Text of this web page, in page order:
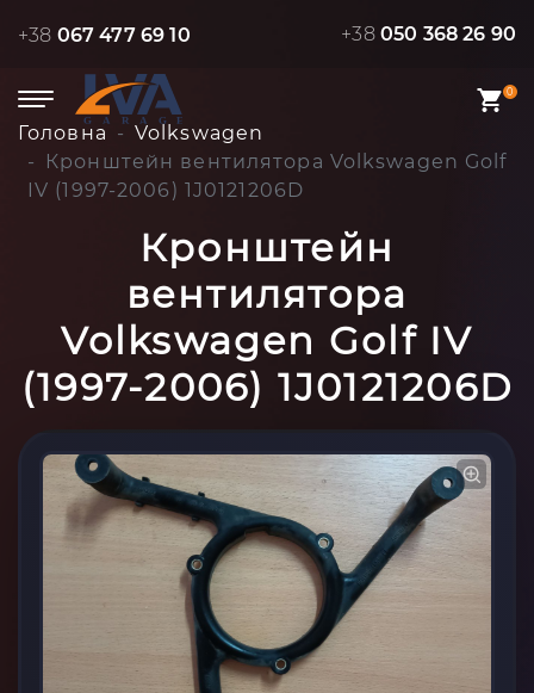
+38 067 477 69 10 +38 050 368 26 90
0
Головна
Volkswagen
Кронштейн вентилятора Volkswagen Golf
IV (1997-2006) 1J0121206D
Кронштейн
вентилятора
Volkswagen Golf IV
(1997-2006) 1J0121206D